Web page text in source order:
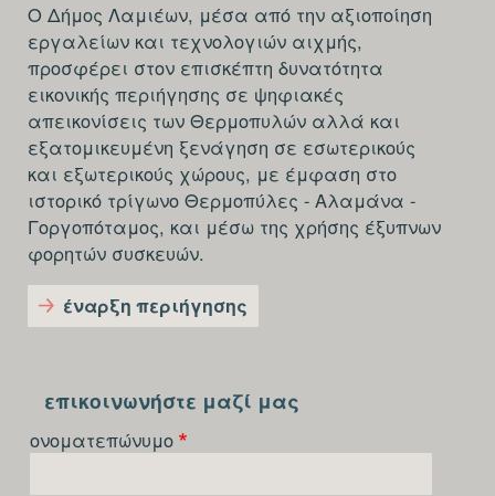
Ο Δήμος Λαμιέων, μέσα από την αξιοποίηση
εργαλείων και τεχνολογιών αιχμής,
προσφέρει στον επισκέπτη δυνατότητα
εικονικής περιήγησης σε ψηφιακές
απεικονίσεις των Θερμοπυλών αλλά και
εξατομικευμένη ξενάγηση σε εσωτερικούς
και εξωτερικούς χώρους, με έμφαση στο
ιστορικό τρίγωνο Θερμοπύλες - Αλαμάνα -
Γοργοπόταμος, και μέσω της χρήσης έξυπνων
φορητών συσκευών.
έναρξη περιήγησης
FOOTER-
FOURTH
επικοινωνήστε μαζί μας
ονοματεπώνυμο
reCAPTCHA